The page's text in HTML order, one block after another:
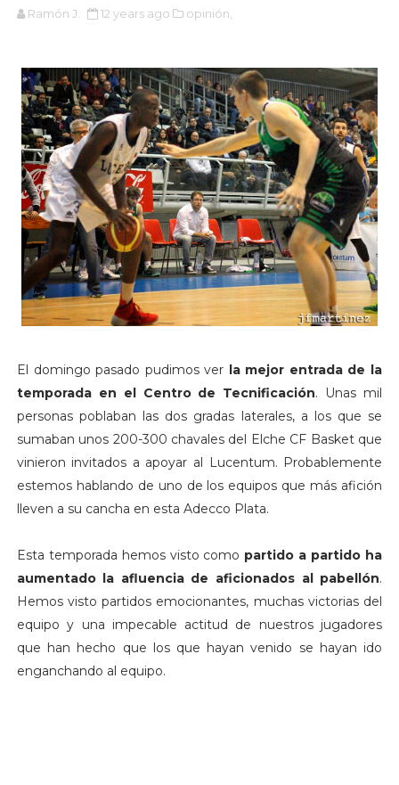
Ramón J. 12 years ago opinión,
El domingo pasado pudimos ver la mejor entrada de la
temporada en el Centro de Tecnificación. Unas mil
personas poblaban las dos gradas laterales, a los que se
sumaban unos 200-300 chavales del Elche CF Basket que
vinieron invitados a apoyar al Lucentum. Probablemente
estemos hablando de uno de los equipos que más afición
lleven a su cancha en esta Adecco Plata.
Esta temporada hemos visto como partido a partido ha
aumentado la afluencia de aficionados al pabellón.
Hemos visto partidos emocionantes, muchas victorias del
equipo y una impecable actitud de nuestros jugadores
que han hecho que los que hayan venido se hayan ido
enganchando al equipo.